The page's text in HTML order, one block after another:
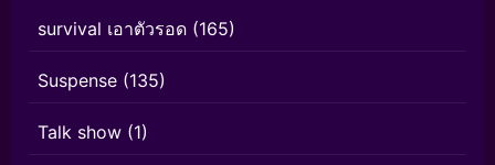
survival เอาตัวรอด (165)
Suspense (135)
Talk show (1)